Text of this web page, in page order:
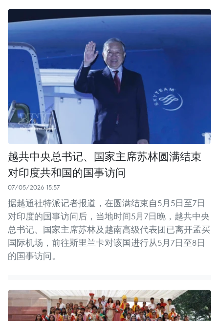
越共中央总书记、国家主席苏林圆满结束
对印度共和国的国事访问
07/05/2026 15:57
据越通社特派记者报道，在圆满结束自5月5日至7日
对印度的国事访问后，当地时间5月7日晚，越共中央
总书记、国家主席苏林及越南高级代表团已离开孟买
国际机场，前往斯里兰卡对该国进行从5月7日至8日
的国事访问。